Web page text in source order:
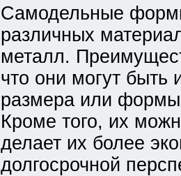
Самодельные
различных
металл.
что они могут быть
размера или
Кроме того, их
делает их более
долгосрочной